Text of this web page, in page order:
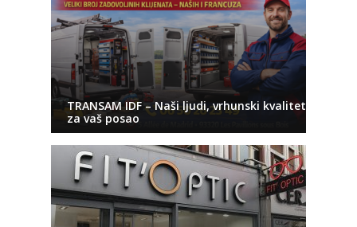
TRANSAM IDF – Naši ljudi, vrhunski kvalitet
za vaš posao